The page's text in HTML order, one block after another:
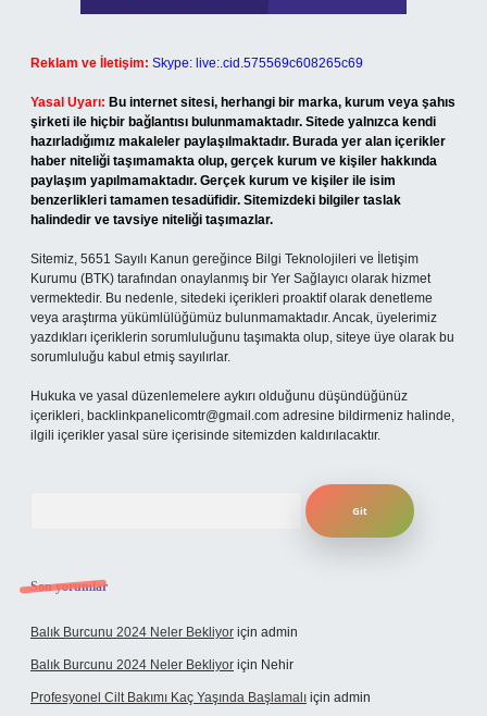
Reklam ve İletişim: Skype: live:.cid.575569c608265c69
Yasal Uyarı: Bu internet sitesi, herhangi bir marka, kurum veya şahıs
şirketi ile hiçbir bağlantısı bulunmamaktadır. Sitede yalnızca kendi
hazırladığımız makaleler paylaşılmaktadır. Burada yer alan içerikler
haber niteliği taşımamakta olup, gerçek kurum ve kişiler hakkında
paylaşım yapılmamaktadır. Gerçek kurum ve kişiler ile isim
benzerlikleri tamamen tesadüfidir. Sitemizdeki bilgiler taslak
halindedir ve tavsiye niteliği taşımazlar.
Sitemiz, 5651 Sayılı Kanun gereğince Bilgi Teknolojileri ve İletişim
Kurumu (BTK) tarafından onaylanmış bir Yer Sağlayıcı olarak hizmet
vermektedir. Bu nedenle, sitedeki içerikleri proaktif olarak denetleme
veya araştırma yükümlülüğümüz bulunmamaktadır. Ancak, üyelerimiz
yazdıkları içeriklerin sorumluluğunu taşımakta olup, siteye üye olarak bu
sorumluluğu kabul etmiş sayılırlar.
Hukuka ve yasal düzenlemelere aykırı olduğunu düşündüğünüz
içerikleri, backlinkpanelicomtr@gmail.com adresine bildirmeniz halinde,
ilgili içerikler yasal süre içerisinde sitemizden kaldırılacaktır.
Son yorumlar
Balık Burcunu 2024 Neler Bekliyor için admin
Balık Burcunu 2024 Neler Bekliyor için Nehir
Profesyonel Cilt Bakımı Kaç Yaşında Başlamalı için admin